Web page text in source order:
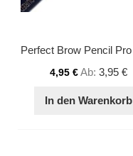
4,95 €Ab 3,95 €
In den Warenkorb